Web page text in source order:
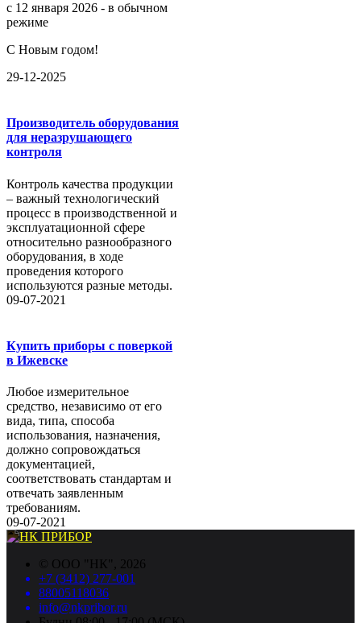
с 12 января 2026 - в обычном
режиме
С Новым годом!
29-12-2025
Производитель оборудования
для неразрушающего
контроля
Контроль качества продукции
– важный технологический
процесс в производственной и
эксплуатационной сфере
относительно разнообразного
оборудования, в ходе
проведения которого
используются разные методы.
09-07-2021
Купить приборы с поверкой
в Ижевске
Любое измерительное
средство, независимо от его
вида, типа, способа
использования, назначения,
должно сопровождаться
документацией,
соответствовать стандартам и
отвечать заявленным
требованиям.
09-07-2021
© ООО "НК", 2026
+7 (3412) 277-001
88005118036
info@nkpribor.ru